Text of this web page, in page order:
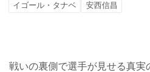
イゴール・タナベ
安西信昌
戦いの裏側で選手が見せる真実